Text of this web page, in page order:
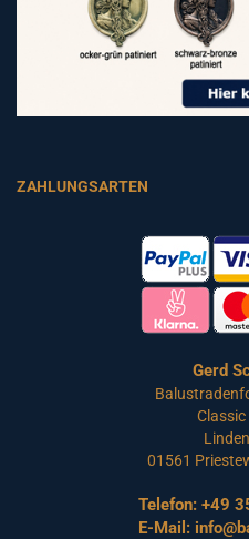
ZAHLUNGSARTEN
Gerd
Classic
01561
Telefon: +49
E-Mail: